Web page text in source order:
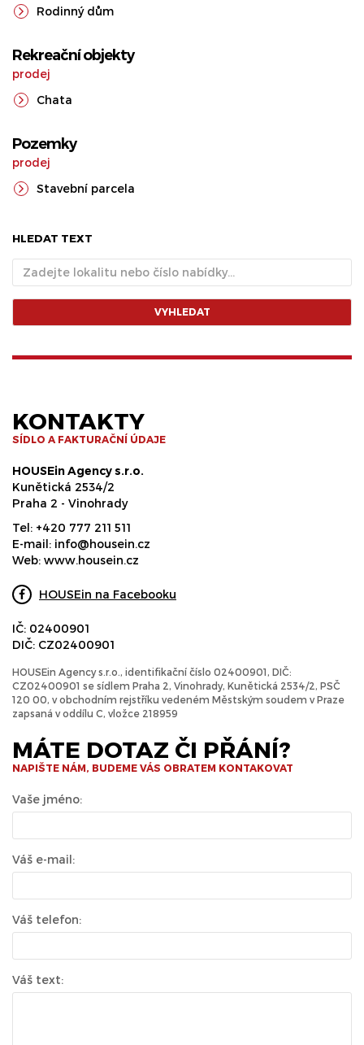
Rodinný dům
Rekreační objekty
prodej
Chata
Pozemky
prodej
Stavební parcela
HLEDAT TEXT
VYHLEDAT
KONTAKTY
SÍDLO A FAKTURAČNÍ ÚDAJE
HOUSEin Agency s.r.o.
Kunětická 2534/2
Praha 2 - Vinohrady
Tel: +420 777 211 511
E-mail: info@housein.cz
Web: www.housein.cz
HOUSEin na Facebooku
IČ: 02400901
DIČ: CZ02400901
HOUSEin Agency s.r.o., identifikační číslo 02400901, DIČ:
CZ02400901 se sídlem Praha 2, Vinohrady, Kunětická 2534/2, PSČ
120 00, v obchodním rejstříku vedeném Městským soudem v Praze
zapsaná v oddílu C, vložce 218959
MÁTE DOTAZ ČI PŘÁNÍ?
NAPIŠTE NÁM, BUDEME VÁS OBRATEM KONTAKOVAT
Vaše jméno:
Váš e-mail:
Váš telefon:
Váš text: